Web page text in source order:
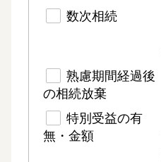
数次相続
熟慮期間経過後
の相続放棄
特別受益の有
無・金額